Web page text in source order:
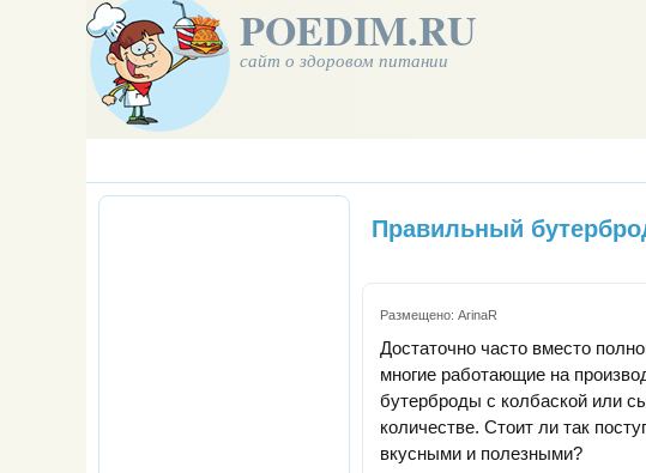
POEDIM.RU
сайт о здоровом питании
Правильный
Размещено: ArinaR
Достаточно часто вместо
многие работающие на
бутерброды с колбаской или
количестве. Стоит ли так
вкусными и полезными?